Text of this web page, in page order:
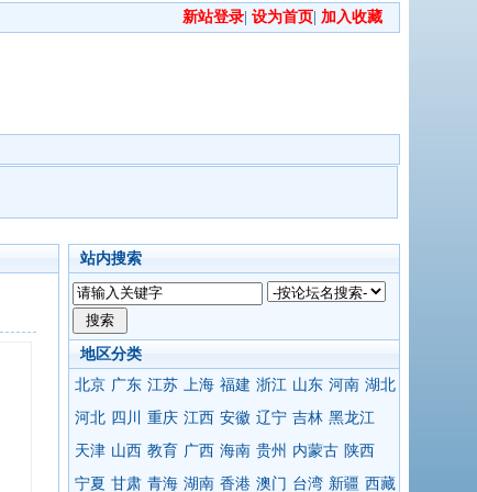
新站登录 设为首页 加入收藏
站内搜索
地区分类
北京 广东 江苏 上海 福建 浙江 山东 河南 湖北
河北 四川 重庆 江西 安徽 辽宁 吉林 黑龙江
天津 山西 教育 广西 海南 贵州 内蒙古 陕西
宁夏 甘肃 青海 湖南 香港 澳门 台湾 新疆 西藏